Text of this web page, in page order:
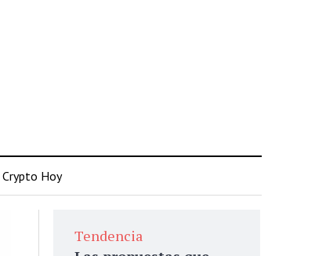
Crypto Hoy
Tendencia